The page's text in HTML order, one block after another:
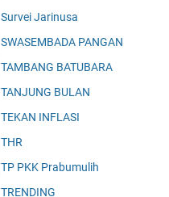
Survei Jarinusa
SWASEMBADA PANGAN
TAMBANG BATUBARA
TANJUNG BULAN
TEKAN INFLASI
THR
TP PKK Prabumulih
TRENDING